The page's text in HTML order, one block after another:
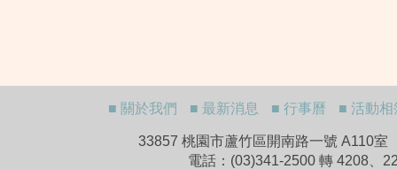
■ 關於我們 ■ 最新消息 ■ 行事曆 ■ 活動相
33857 桃園市蘆竹區開南路一號 A110
電話：(03)341-2500 轉 4208